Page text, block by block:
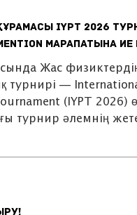
IYPT 2026
MENTION МАРАПАТЫНА
Жас
турнирі —
(IYPT 2026)
турнир әлемнің